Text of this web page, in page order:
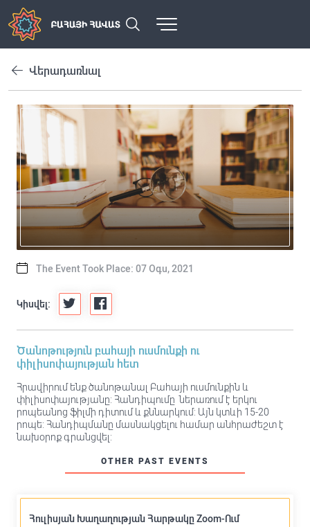
Վերադառնալ
The Event Took Place: 07 Օգս, 2021
Կիսվել:
Ծանոթություն բահայի ուսմունքի ու
փիլիսոփայության հետ
Հրավիրում ենք ծանոթանալ Բահայի ուսմունքին և
փիլիսոփայությանը: Հանդիպումը ներառում է երկու
րոպեանոց ֆիլմի դիտում և քննարկում: Այն կտևի 15-20
րոպե: Հանդիպմանը մասնակցելու համար անհրաժեշտ է
նախօրոք գրանցվել:
OTHER PAST EVENTS
Հուլիսյան Խաղաղության Հարթակը Zoom-Ում